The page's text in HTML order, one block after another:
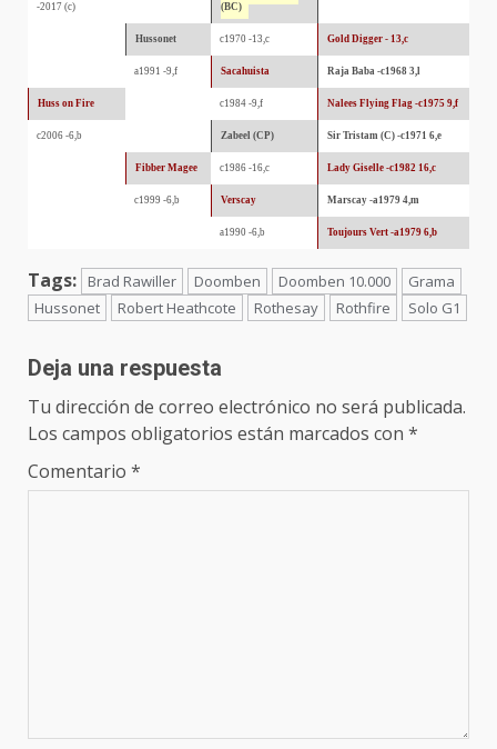
-2017 (c)
(BC)
Hussonet c1970 -13,c Gold Digger - 13,c
a1991 -9,f Sacahuista Raja Baba -c1968 3,l
Huss on Fire c1984 -9,f Nalees Flying Flag -c1975 9,f
c2006 -6,b Zabeel (CP) Sir Tristam (C) -c1971 6,e
Fibber Magee c1986 -16,c Lady Giselle -c1982 16,c
c1999 -6,b Verscay Marscay -a1979 4,m
a1990 -6,b Toujours Vert -a1979 6,b
Tags: Brad Rawiller Doomben Doomben 10.000
Grama
Hussonet
Robert Heathcote Rothesay Rothfire Solo G1
Deja una respuesta
Tu dirección de correo electrónico no será publicada.
Los campos obligatorios están marcados con *
Comentario *